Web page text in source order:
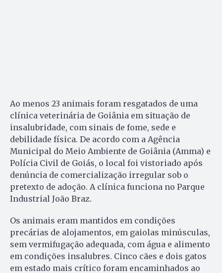
Ao menos 23 animais foram resgatados de uma
clínica veterinária de Goiânia em situação de
insalubridade, com sinais de fome, sede e
debilidade física. De acordo com a Agência
Municipal do Meio Ambiente de Goiânia (Amma) e
Polícia Civil de Goiás, o local foi vistoriado após
denúncia de comercialização irregular sob o
pretexto de adoção. A clínica funciona no Parque
Industrial João Braz.
Os animais eram mantidos em condições
precárias de alojamentos, em gaiolas minúsculas,
sem vermifugação adequada, com água e alimento
em condições insalubres. Cinco cães e dois gatos
em estado mais crítico foram encaminhados ao